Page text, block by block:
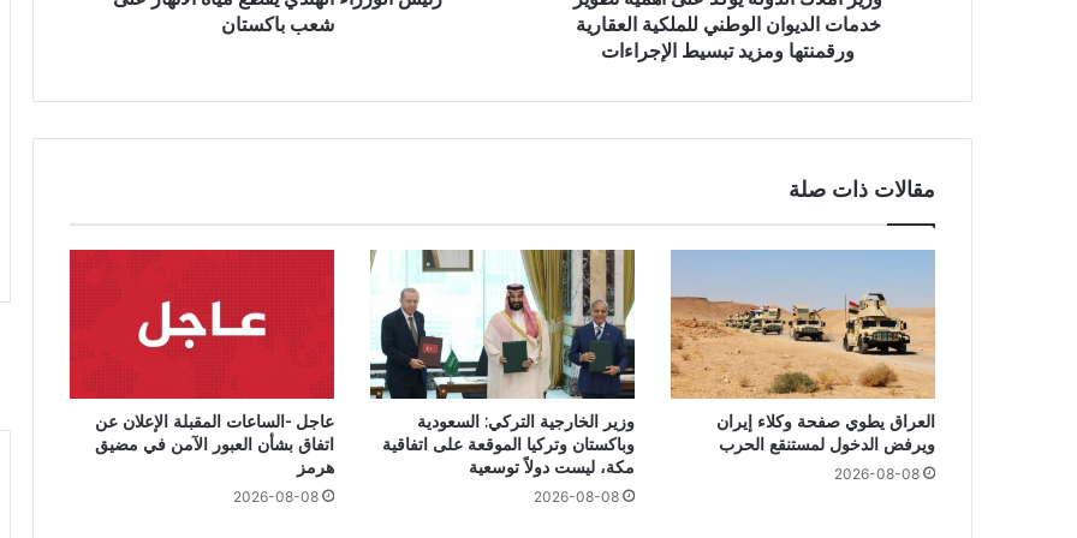
خدمات الديوان الوطني للملكية العقارية
ورقمنتها ومزيد تبسيط الإجراءات
شعب باكستان
مقالات ذات صلة
العراق يطوي صفحة وكلاء إيران
ويرفض الدخول لمستنقع الحرب
2026-08-08
وزير الخارجية التركي: السعودية
وباكستان وتركيا الموقعة على اتفاقية
مكة، ليست دولاً توسعية
2026-08-08
عاجل -الساعات المقبلة الإعلان عن
اتفاق بشأن العبور الآمن في مضيق
هرمز
2026-08-08